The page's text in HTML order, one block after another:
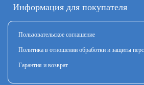
Информация для покупателя
Пользовательское соглашение
Политика в отношении обработки и защиты
Гарантия и возврат